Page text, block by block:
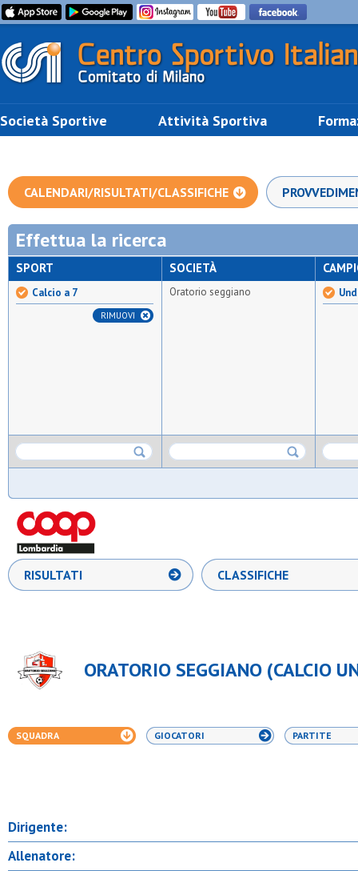
Società Sportive Attività Sportiva
CALENDARI/RISULTATI/CLASSIFICHE
Effettua la ricerca
SPORT
Calcio a 7
RIMUOVI
SOCIETÀ
Oratorio seggiano
RISULTATI CLASSIFICHE
ORATORIO SEGGIANO (CALCIO
SQUADRA GIOCATORI PARTITE
Dirigente:
Allenatore: